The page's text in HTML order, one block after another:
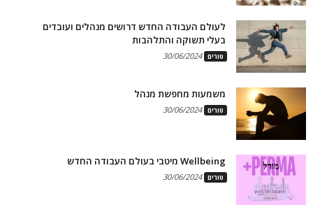
לעולם העבודה החדש דרושים מנהלים ועובדים
בעלי תשוקה והתלהבות
טורים 30/06/2024
משמעות מחפשת מנהל
טורים 30/06/2024
Wellbeing מיטבי בעולם העבודה החדש
טורים 30/06/2024